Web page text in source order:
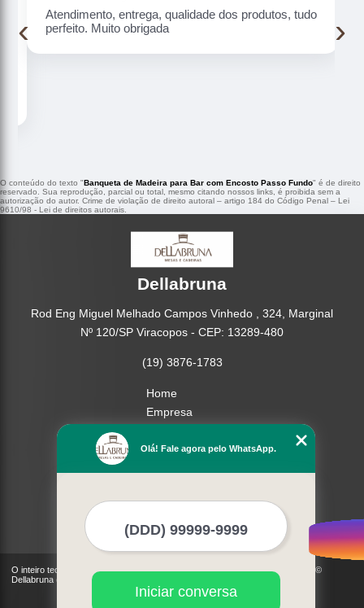
Atendimento, entrega, qualidade dos produtos, tudo
perfeito. Muito obrigada
‹ ›
O conteúdo do texto "Banqueta de Madeira para Bar com Encosto Passo Fundo" é de direito
reservado. Sua reprodução, parcial ou total, mesmo citando nossos links, é proibida sem a
autorização do autor. Crime de violação de direito autoral – artigo 184 do Código Penal – Lei
9610/98 - Lei de direitos autorais
Dellabruna
Rod Eng Miguel Melhado Campos Vinhedo , 324, Marginal
Nº 120/SP Viracopos - CEP: 13289-480
(19) 3876-1783
Home
Empresa
Produtos
Mais Serviços
O inteiro teor deste site está sujeito à proteção de direitos autorais. Copyright©
Dellabruna (Lei 9610 de 19/02/1998)
Olá! Fale agora pelo WhatsApp.
Iniciar conversa